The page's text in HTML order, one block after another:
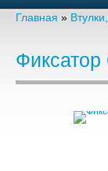
Главная »